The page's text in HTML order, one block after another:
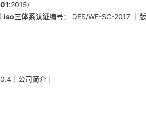
:2015/
iso三体系认证编号： QES/WE-SC-2017 ｜版
｜公司简介｜